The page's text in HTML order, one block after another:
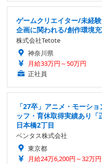
ゲームクリエイター/未経
企画に関われる/創作環境
株式会社Tetote
神奈川県
月給33万円～50万円
正社員
「27卒」アニメ・モーシ
ッフ・育休取得実績あり
日本橋2丁目
ベンタス株式会社
東京都
月給24万6,200円～32万円